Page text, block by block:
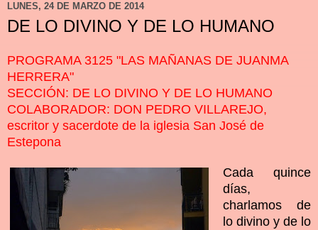
LUNES, 24 DE MARZO DE 2014
DE LO DIVINO Y DE LO HUMANO
PROGRAMA 3125 "LAS MAÑANAS DE JUANMA
HERRERA"
SECCIÓN: DE LO DIVINO Y DE LO HUMANO
COLABORADOR: DON PEDRO VILLAREJO,
escritor y sacerdote de la iglesia San José de
Estepona
Cada quince
días,
charlamos de
lo divino y de lo